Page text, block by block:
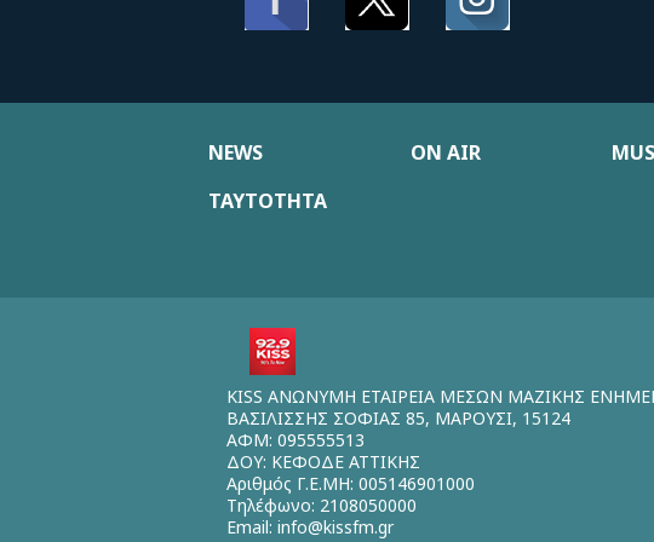
NEWS ON AIR
ΤΑΥΤΟΤΗΤΑ
KISS ΑΝΩΝΥΜΗ ΕΤΑΙΡΕΙΑ ΜΕΣΩΝ ΜΑΖΙΚΗΣ
ΒΑΣΙΛΙΣΣΗΣ ΣΟΦΙΑΣ 85, ΜΑΡΟΥΣΙ, 15124
ΑΦΜ: 095555513
ΔΟΥ: ΚΕΦΟΔΕ ΑΤΤΙΚΗΣ
Αριθμός Γ.Ε.ΜΗ: 005146901000
Τηλέφωνο: 2108050000
Email: info@kissfm.gr